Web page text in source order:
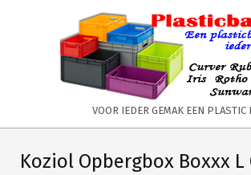
PLASTICBAK.NL
VOOR IEDER GEMAK EEN PLASTIC
Navigation
Navigation
Koziol Opbergbox Boxxx L